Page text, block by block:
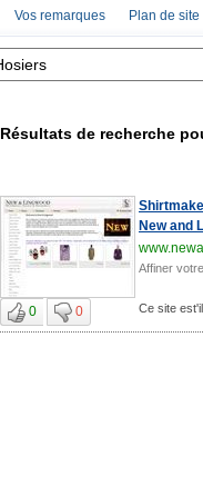
Vos remarques Plan de site
Résultats de recherche
New and
Affiner
0 0 Ce site